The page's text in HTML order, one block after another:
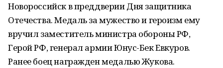
Новороссийск в преддверии Дня защитника
Отечества. Медаль за мужество и героизм ему
вручил заместитель министра обороны РФ,
Герой РФ, генерал армии Юнус-Бек Евкуров.
Ранее боец награжден медалью Жукова.